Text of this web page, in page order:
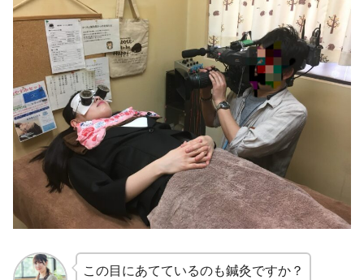
この目にあてているのも鍼灸ですか？